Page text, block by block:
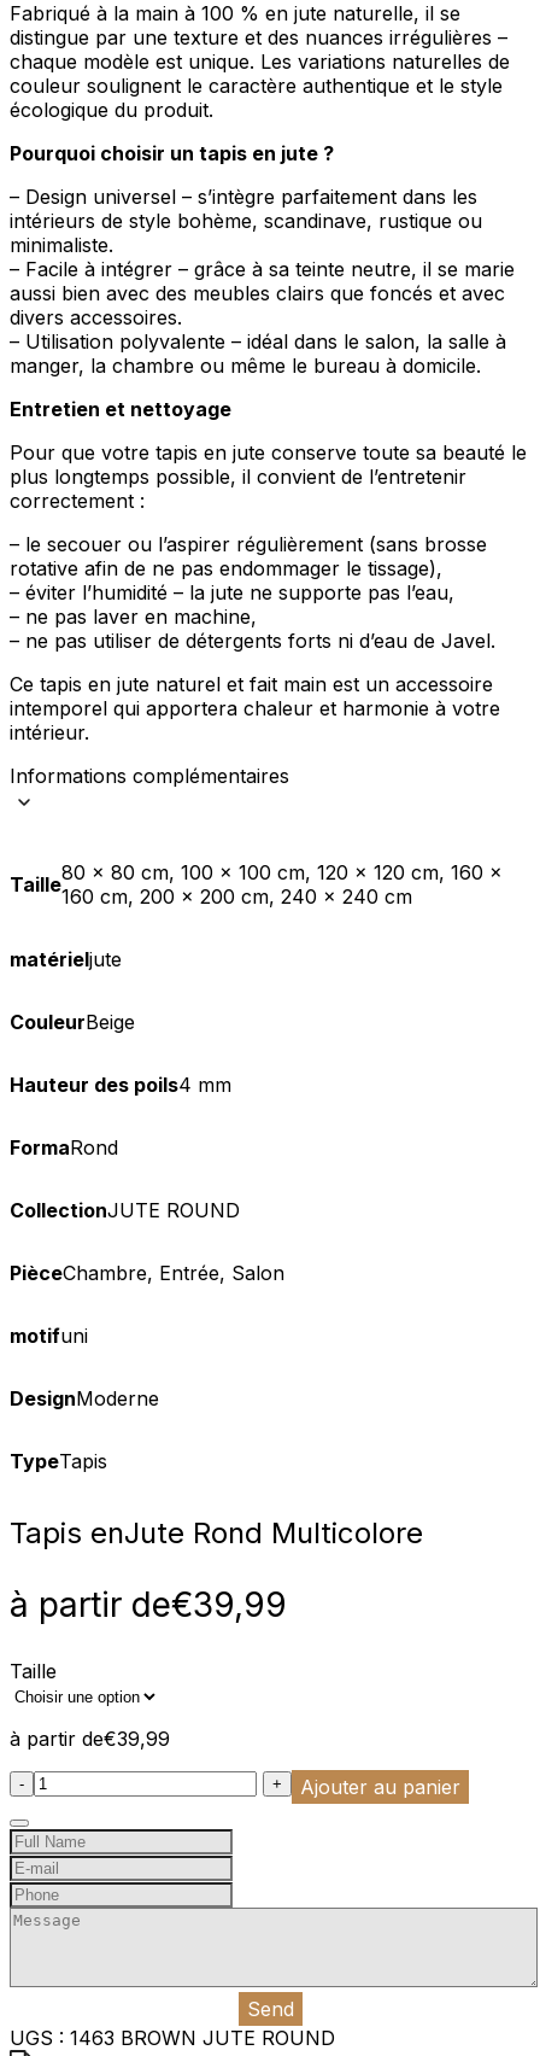
Fabriqué à la main à 100 % en jute naturelle, il se
distingue par une texture et des nuances irrégulières –
chaque modèle est unique. Les variations naturelles de
couleur soulignent le caractère authentique et le style
écologique du produit.
Pourquoi choisir un tapis en jute ?
– Design universel – s’intègre parfaitement dans les
intérieurs de style bohème, scandinave, rustique ou
minimaliste.
– Facile à intégrer – grâce à sa teinte neutre, il se marie
aussi bien avec des meubles clairs que foncés et avec
divers accessoires.
– Utilisation polyvalente – idéal dans le salon, la salle à
manger, la chambre ou même le bureau à domicile.
Entretien et nettoyage
Pour que votre tapis en jute conserve toute sa beauté le
plus longtemps possible, il convient de l’entretenir
correctement :
– le secouer ou l’aspirer régulièrement (sans brosse
rotative afin de ne pas endommager le tissage),
– éviter l’humidité – la jute ne supporte pas l’eau,
– ne pas laver en machine,
– ne pas utiliser de détergents forts ni d’eau de Javel.
Ce tapis en jute naturel et fait main est un accessoire
intemporel qui apportera chaleur et harmonie à votre
intérieur.
Informations complémentaires
Taille80 x 80 cm, 100 x 100 cm, 120 x 120 cm, 160 x
160 cm, 200 x 200 cm, 240 x 240 cm
matérieljute
CouleurBeige
Hauteur des poils4 mm
FormaRond
CollectionJUTE ROUND
PièceChambre, Entrée, Salon
motifuni
DesignModerne
TypeTapis
Tapis enJute Rond Multicolore
à partir de€39,99
Taille
à partir de€39,99
:product_name quantity
- + Ajouter au panier
Send
UGS : 1463 BROWN JUTE ROUND